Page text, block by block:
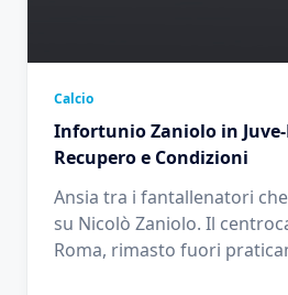
Calcio
Infortunio Zaniolo in Juve-
Recupero e Condizioni
Ansia tra i fantallenatori
su Nicolò Zaniolo. Il
Roma, rimasto fuori